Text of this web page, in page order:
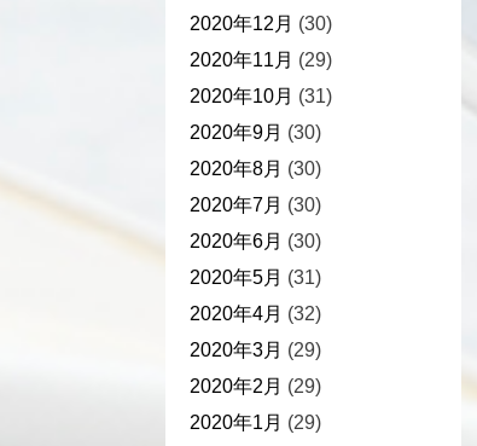
2020年12月 (30)
2020年11月 (29)
2020年10月 (31)
2020年9月 (30)
2020年8月 (30)
2020年7月 (30)
2020年6月 (30)
2020年5月 (31)
2020年4月 (32)
2020年3月 (29)
2020年2月 (29)
2020年1月 (29)